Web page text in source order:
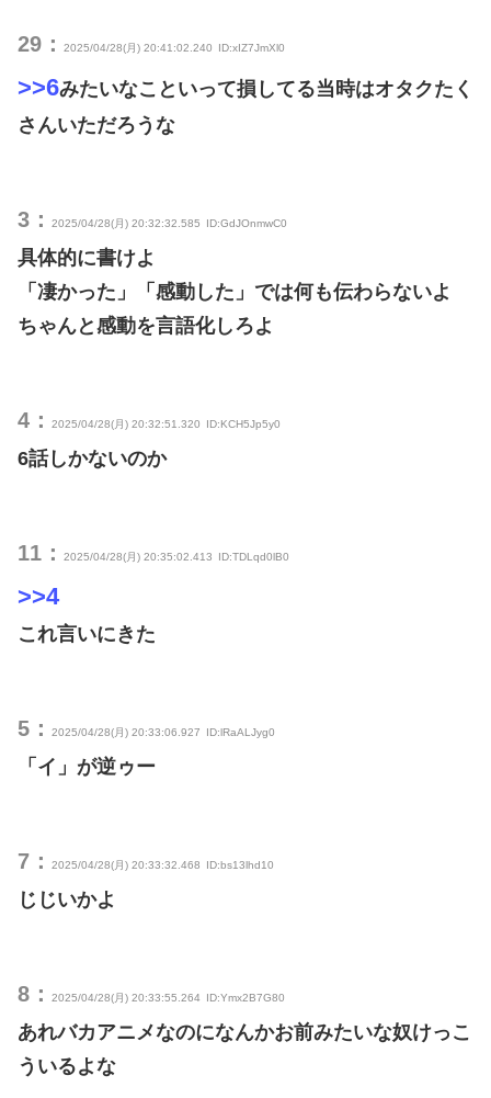
29： 2025/04/28(月) 20:41:02.240 ID:xIZ7JmXl0
>>6みたいなこといって損してる当時はオタクたく
さんいただろうな
3： 2025/04/28(月) 20:32:32.585 ID:GdJOnmwC0
具体的に書けよ
「凄かった」「感動した」では何も伝わらないよ
ちゃんと感動を言語化しろよ
4： 2025/04/28(月) 20:32:51.320 ID:KCH5Jp5y0
6話しかないのか
11： 2025/04/28(月) 20:35:02.413 ID:TDLqd0lB0
>>4
これ言いにきた
5： 2025/04/28(月) 20:33:06.927 ID:lRaALJyg0
「イ」が逆ゥー
7： 2025/04/28(月) 20:33:32.468 ID:bs13lhd10
じじいかよ
8： 2025/04/28(月) 20:33:55.264 ID:Ymx2B7G80
あれバカアニメなのになんかお前みたいな奴けっこ
ういるよな